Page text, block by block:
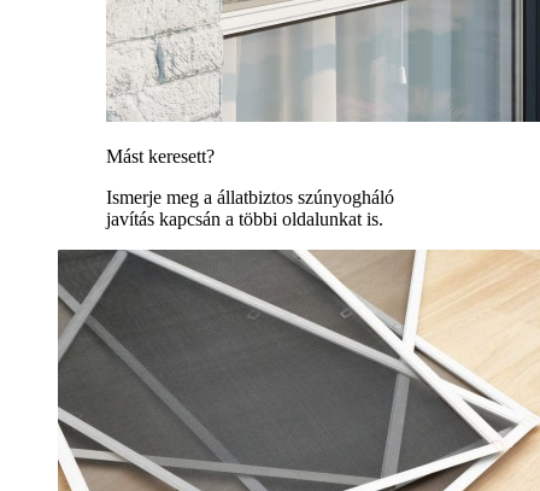
Mást keresett?
Ismerje meg a állatbiztos szúnyogháló
javítás kapcsán a többi oldalunkat is.